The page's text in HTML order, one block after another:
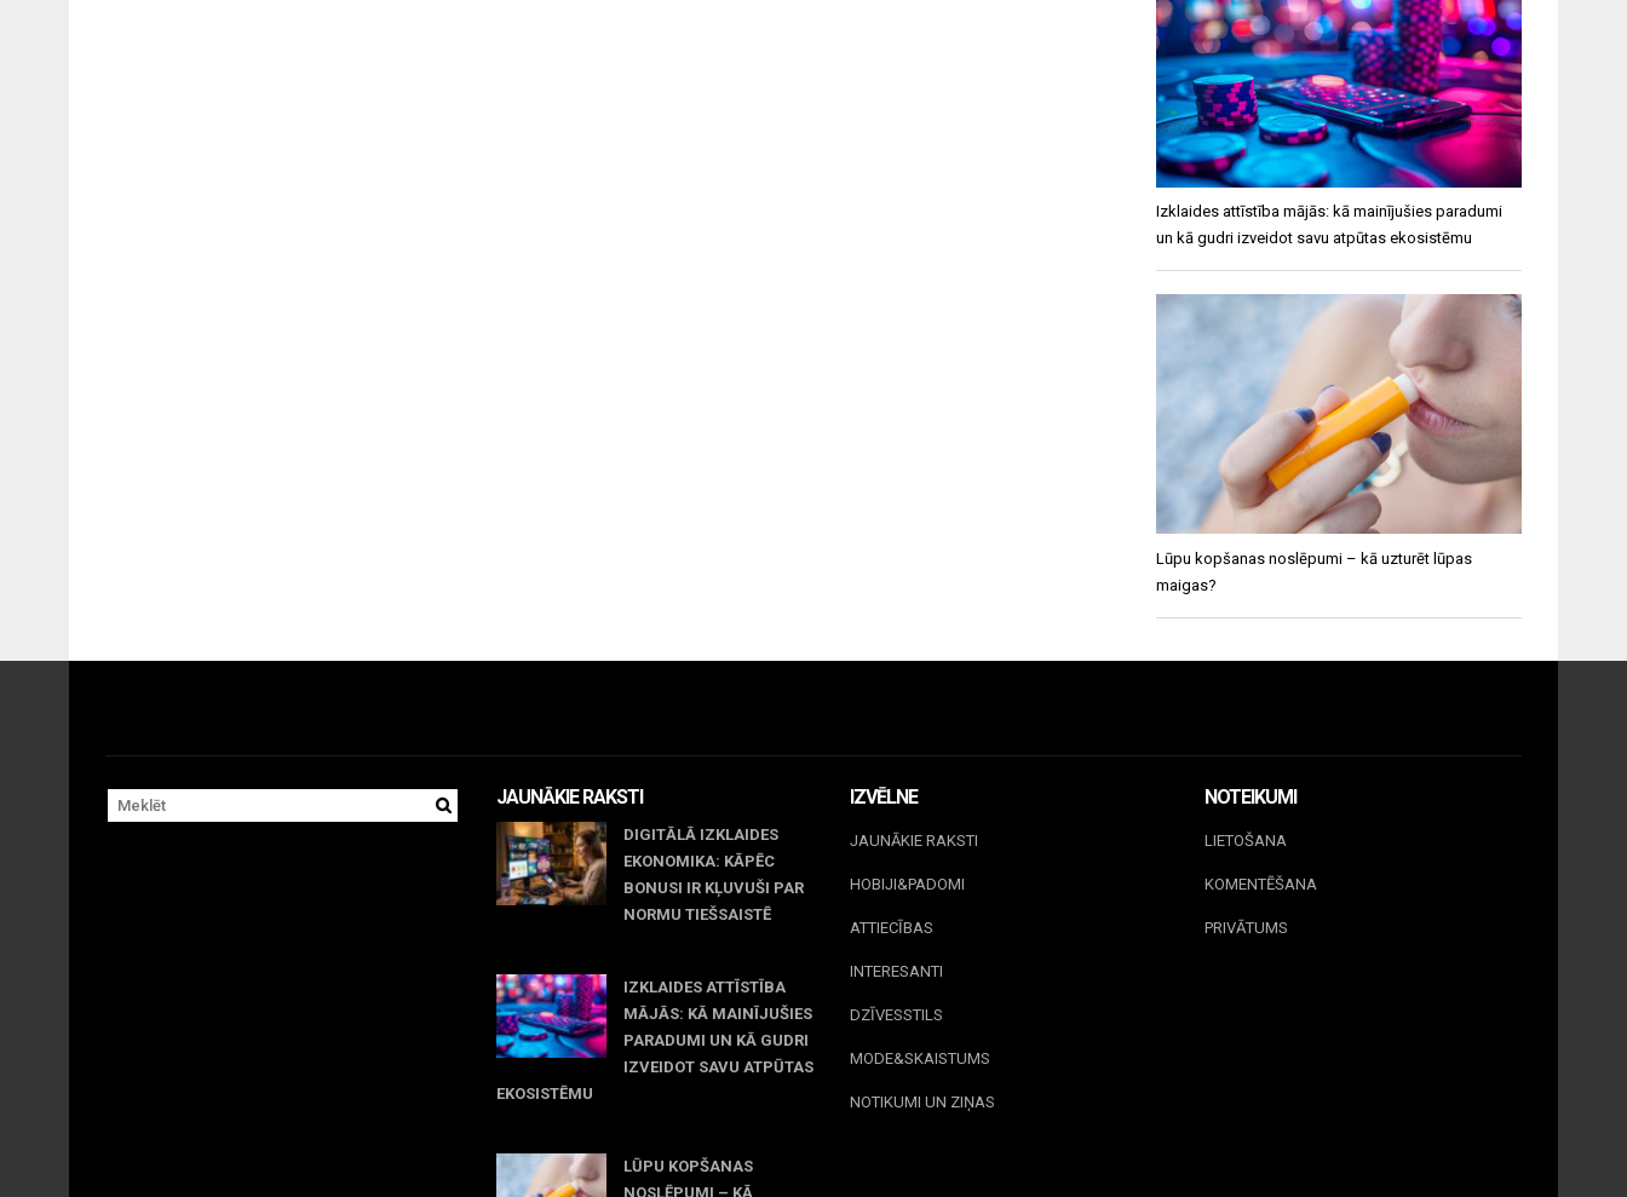
Izklaides attīstība mājās: kā mainījušies paradumi
un kā gudri izveidot savu atpūtas ekosistēmu
Lūpu kopšanas noslēpumi – kā uzturēt lūpas
maigas?
JAUNĀKIE RAKSTI
DIGITĀLĀ IZKLAIDES
EKONOMIKA: KĀPĒC
BONUSI IR KĻUVUŠI PAR
NORMU TIEŠSAISTĒ
IZKLAIDES ATTĪSTĪBA
MĀJĀS: KĀ MAINĪJUŠIES
PARADUMI UN KĀ GUDRI
IZVEIDOT SAVU ATPŪTAS
EKOSISTĒMU
LŪPU KOPŠANAS
NOSLĒPUMI – KĀ
IZVĒLNE
JAUNĀKIE RAKSTI
HOBIJI&PADOMI
ATTIECĪBAS
INTERESANTI
DZĪVESSTILS
MODE&SKAISTUMS
NOTIKUMI UN ZIŅAS
NOTEIKUMI
LIETOŠANA
KOMENTĒŠANA
PRIVĀTUMS